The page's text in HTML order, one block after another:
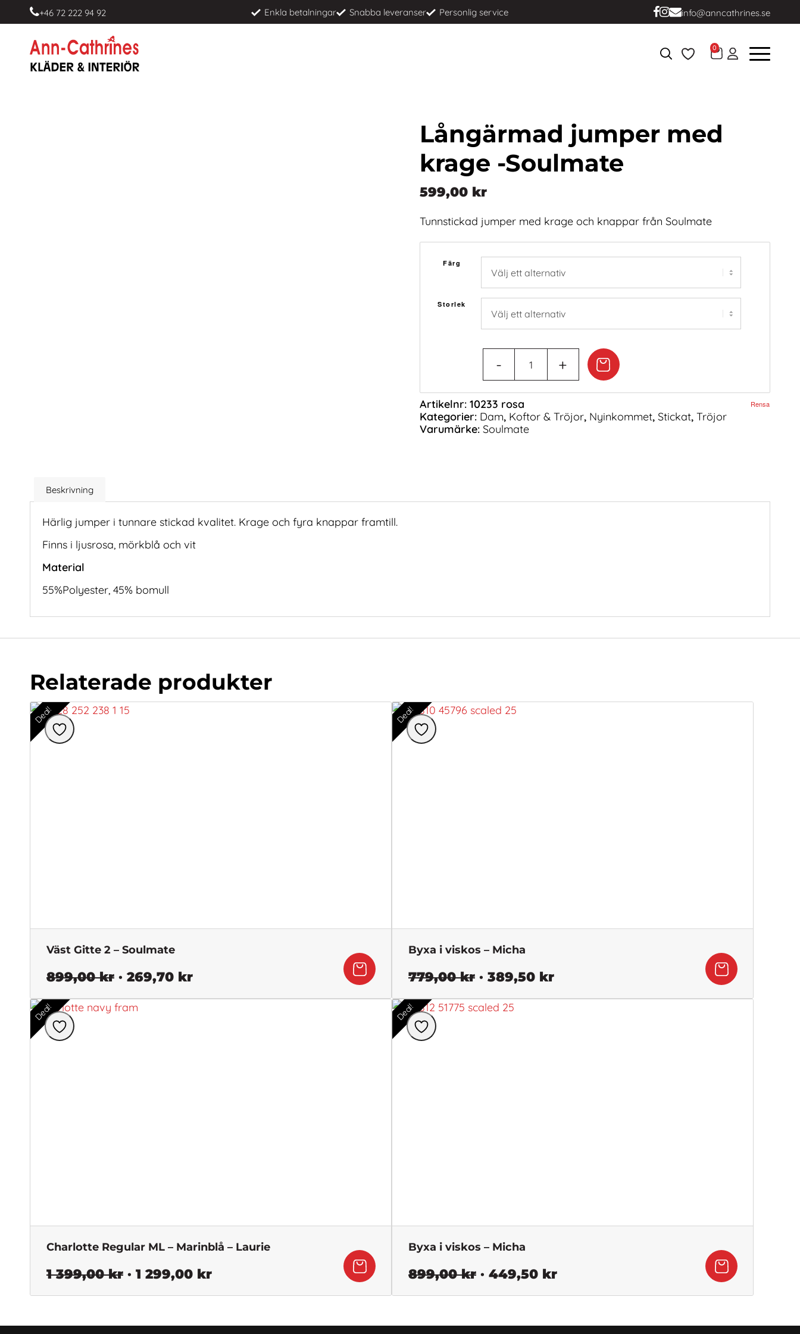
+46 72 222 94 92 Enkla betalningar Snabba leveranser Personlig service info@anncathrines.se
0
Långärmad jumper med
krage -Soulmate
599,00 kr
Tunnstickad jumper med krage och knappar från Soulmate
Färg
Storlek
Rensa
Artikelnr: 10233 rosa
Kategorier: Dam, Koftor & Tröjor, Nyinkommet, Stickat, Tröjor
Varumärke: Soulmate
Beskrivning
Härlig jumper i tunnare stickad kvalitet. Krage och fyra knappar framtill.
Finns i ljusrosa, mörkblå och vit
Material
55%Polyester, 45% bomull
Relaterade produkter
Väst Gitte 2 – Soulmate
899,00kr Det
ursprungliga
priset
269,70 krDet
nuvarande
Deal!
Byxa i viskos – Micha
779,00kr Det
ursprungliga
priset
389,50 krDet
nuvarande
Deal!
Charlotte Regular ML – Marinblå – Laurie
1 399,00kr Det
ursprungliga
var:
1 299,00 krDet
nuvarande
är:
Deal!
Byxa i viskos – Micha
899,00kr Det
ursprungliga
var:
449,50 krDet
nuvarande
är:
Deal!